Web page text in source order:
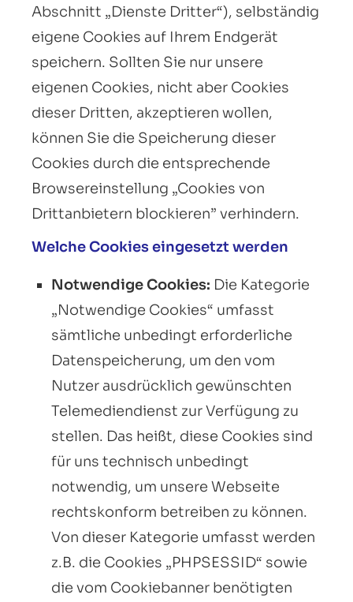
Abschnitt „Dienste Dritter“), selbständig
eigene Cookies auf Ihrem Endgerät
speichern. Sollten Sie nur unsere
eigenen Cookies, nicht aber Cookies
dieser Dritten, akzeptieren wollen,
können Sie die Speicherung dieser
Cookies durch die entsprechende
Browsereinstellung „Cookies von
Drittanbietern blockieren” verhindern.
Welche Cookies eingesetzt werden
Notwendige Cookies: Die Kategorie
„Notwendige Cookies“ umfasst
sämtliche unbedingt erforderliche
Datenspeicherung, um den vom
Nutzer ausdrücklich gewünschten
Telemediendienst zur Verfügung zu
stellen. Das heißt, diese Cookies sind
für uns technisch unbedingt
notwendig, um unsere Webseite
rechtskonform betreiben zu können.
Von dieser Kategorie umfasst werden
z.B. die Cookies „PHPSESSID“ sowie
die vom Cookiebanner benötigten